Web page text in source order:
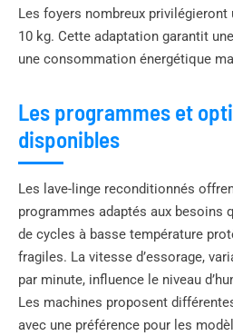
Les foyers nombreux privilégieront
10 kg. Cette adaptation garantit
une consommation énergétique
Les programmes et
disponibles
Les lave-linge reconditionnés
programmes adaptés aux besoins
de cycles à basse température
fragiles. La vitesse d’essorage,
par minute, influence le niveau
Les machines proposent
avec une préférence pour les